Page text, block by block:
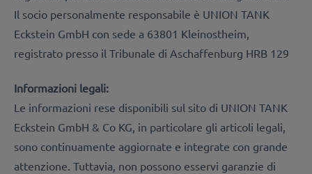
Il socio personalmente responsabile è UNION TANK
Eckstein GmbH con sede a 63801 Kleinostheim,
registrato presso il Tribunale di Aschaffenburg HRB 129
Informazioni legali:
Le informazioni rese disponibili sul sito di UNION TANK
Eckstein GmbH & Co KG, in particolare gli articoli legali,
sono continuamente aggiornate e integrate con grande
attenzione. Tuttavia, non possono esservi garanzie di